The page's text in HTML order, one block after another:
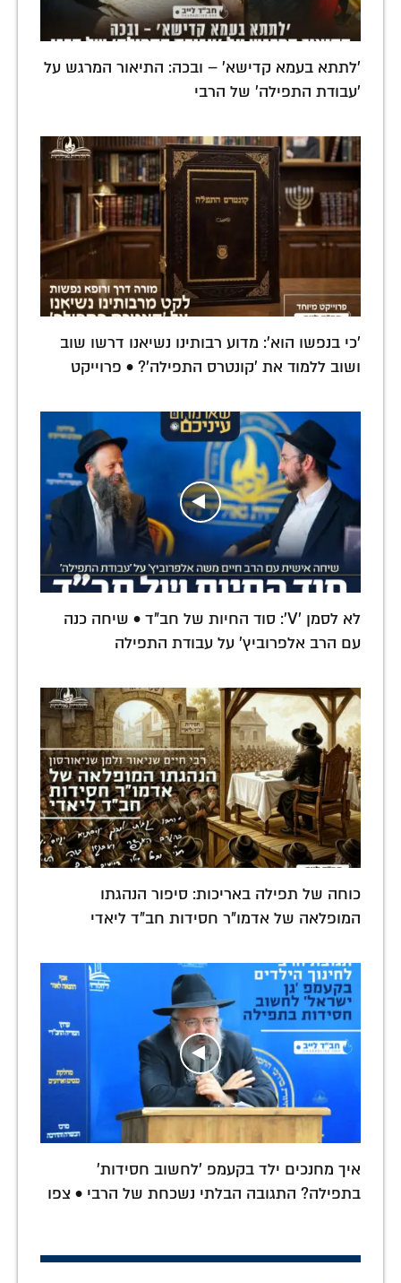
'לתתא בעמא קדישא' – ובכה: התיאור המרגש על
'עבודת התפילה' של הרבי
'כי בנפשו הוא': מדוע רבותינו נשיאנו דרשו שוב
ושוב ללמוד את 'קונטרס התפילה'? • פרוייקט
לא לסמן 'V': סוד החיות של חב"ד • שיחה כנה
עם הרב אלפרוביץ' על עבודת התפילה
כוחה של תפילה באריכות: סיפור הנהגתו
המופלאה של אדמו"ר חסידות חב"ד ליאדי
איך מחנכים ילד בקעמפ 'לחשוב חסידות'
בתפילה? התגובה הבלתי נשכחת של הרבי • צפו